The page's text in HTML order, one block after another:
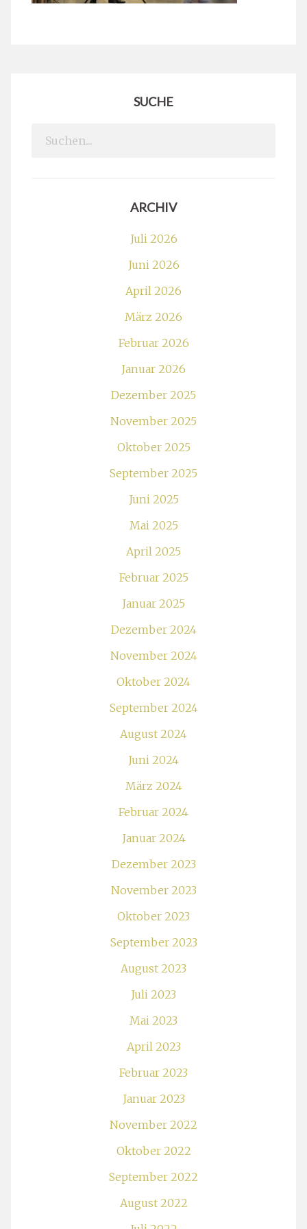
SUCHE
Search
ARCHIV
Juli 2026
Juni 2026
April 2026
März 2026
Februar 2026
Januar 2026
Dezember 2025
November 2025
Oktober 2025
September 2025
Juni 2025
Mai 2025
April 2025
Februar 2025
Januar 2025
Dezember 2024
November 2024
Oktober 2024
September 2024
August 2024
Juni 2024
März 2024
Februar 2024
Januar 2024
Dezember 2023
November 2023
Oktober 2023
September 2023
August 2023
Juli 2023
Mai 2023
April 2023
Februar 2023
Januar 2023
November 2022
Oktober 2022
September 2022
August 2022